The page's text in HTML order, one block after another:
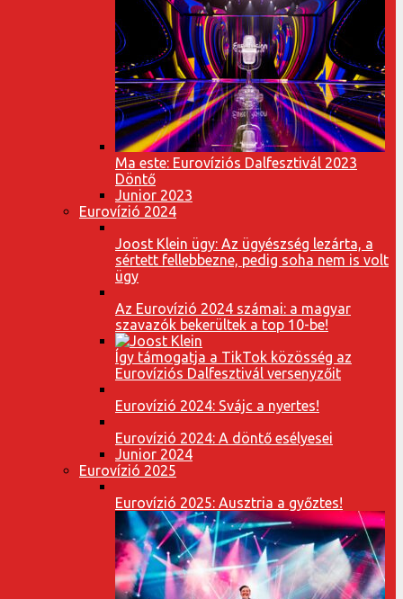
Ma este: Eurovíziós Dalfesztivál 2023
Döntő
Junior 2023
Eurovízió 2024
Joost Klein ügy: Az ügyészség lezárta, a
sértett fellebbezne, pedig soha nem is volt
ügy
Az Eurovízió 2024 számai: a magyar
szavazók bekerültek a top 10-be!
Így támogatja a TikTok közösség az
Eurovíziós Dalfesztivál versenyzőit
Eurovízió 2024: Svájc a nyertes!
Eurovízió 2024: A döntő esélyesei
Junior 2024
Eurovízió 2025
Eurovízió 2025: Ausztria a győztes!